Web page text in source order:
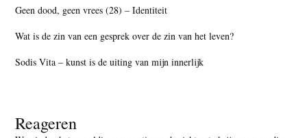
Geen dood, geen vrees (28) – Identiteit
Wat is de zin van een gesprek over de zin van het leven?
Sodis Vita – kunst is de uiting van mijn innerlijk
Reageren